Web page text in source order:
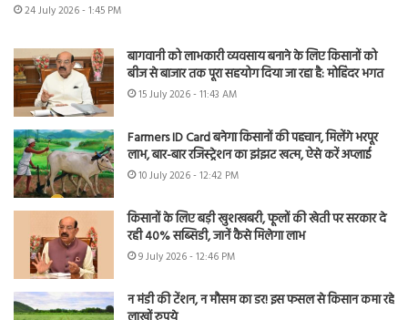
24 July 2026 - 1:45 PM
बागवानी को लाभकारी व्यवसाय बनाने के लिए किसानों को
बीज से बाजार तक पूरा सहयोग दिया जा रहा है: मोहिंदर भगत
15 July 2026 - 11:43 AM
Farmers ID Card बनेगा किसानों की पहचान, मिलेंगे भरपूर
लाभ, बार-बार रजिस्ट्रेशन का झंझट खत्म, ऐसे करें अप्लाई
10 July 2026 - 12:42 PM
किसानों के लिए बड़ी खुशखबरी, फूलों की खेती पर सरकार दे
रही 40% सब्सिडी, जानें कैसे मिलेगा लाभ
9 July 2026 - 12:46 PM
न मंडी की टेंशन, न मौसम का डर! इस फसल से किसान कमा रहे